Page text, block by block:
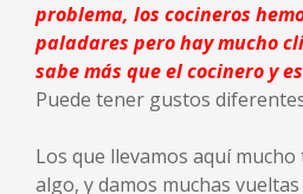
problema, los cocineros
paladares pero hay mucho
sabe más que el cocinero y
Puede tener gustos
Los que llevamos aquí
algo, y damos muchas vueltas